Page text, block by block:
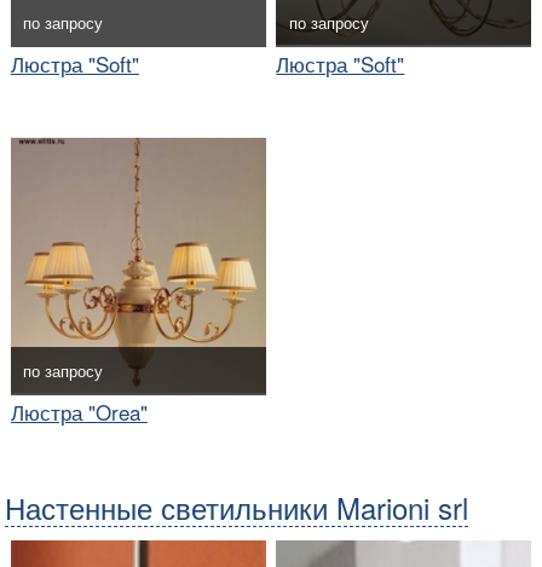
по запросу
Люстра "Soft"
по запросу
Люстра "Soft"
по запросу
Люстра "Orea"
Настенные светильники Marioni srl